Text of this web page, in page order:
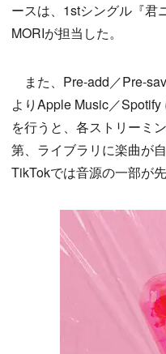
ースは、1stシングル『君
MORIが担当した。
また、Pre-add／Pre-
よりApple Music／
を行うと、各ストリーミ
第、ライブラリに楽曲が
TikTokでは音源の一部が先